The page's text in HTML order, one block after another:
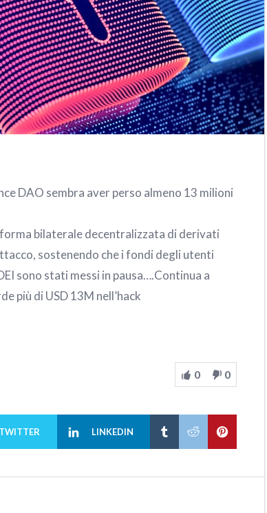
DAO sembra aver perso almeno 13 milioni
bilaterale decentralizzata di derivati
sostenendo che i fondi degli utenti
sono stati messi in pausa….Continua a
più di USD 13M nell’hack
0 0
TWITTER LINKEDIN